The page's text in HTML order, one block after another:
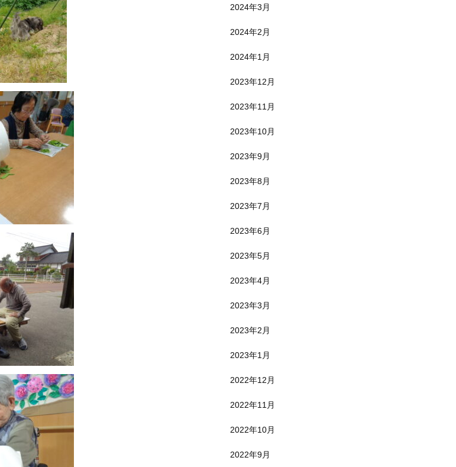
2024年3月
2024年2月
2024年1月
2023年12月
2023年11月
2023年10月
2023年9月
2023年8月
2023年7月
2023年6月
2023年5月
2023年4月
2023年3月
2023年2月
2023年1月
2022年12月
2022年11月
2022年10月
2022年9月